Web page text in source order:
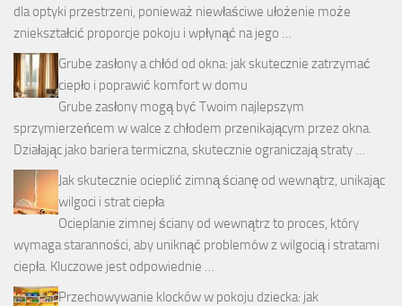
dla optyki przestrzeni, ponieważ niewłaściwe ułożenie może
zniekształcić proporcje pokoju i wpłynąć na jego …
Grube zasłony a chłód od okna: jak skutecznie zatrzymać
ciepło i poprawić komfort w domu
Grube zasłony mogą być Twoim najlepszym
sprzymierzeńcem w walce z chłodem przenikającym przez okna.
Działając jako bariera termiczna, skutecznie ograniczają straty …
Jak skutecznie ocieplić zimną ścianę od wewnątrz, unikając
wilgoci i strat ciepła
Ocieplanie zimnej ściany od wewnątrz to proces, który
wymaga staranności, aby uniknąć problemów z wilgocią i stratami
ciepła. Kluczowe jest odpowiednie …
Przechowywanie klocków w pokoju dziecka: jak